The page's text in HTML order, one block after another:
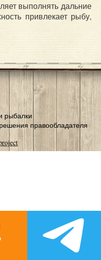
выполнять дальние
привлекает рыбу,
рыбалки
правообладателя